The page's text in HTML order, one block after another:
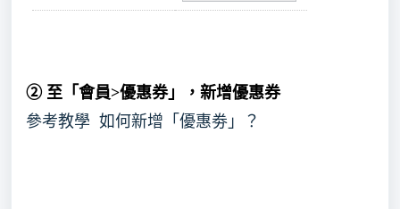
② 至「會員>優惠券」，新增優惠券
參考教學 如何新增「優惠劵」？